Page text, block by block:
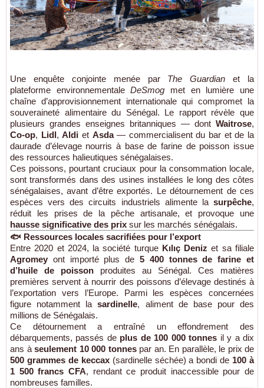
Une enquête conjointe menée par The Guardian et la
plateforme environnementaleDeSmog met en lumière une
chaîne d’approvisionnement internationale qui compromet la
souveraineté alimentaire du Sénégal. Le rapport révèle que
plusieurs grandes enseignes britanniques — dont Waitrose,
Co-op, Lidl,Aldi et Asda— commercialisent du bar et de la
daurade d’élevage nourris à base de farine de poisson issue
des ressources halieutiques sénégalaises.
Ces poissons, pourtant cruciaux pour la consommation locale,
sont transformés dans des usines installées le long des côtes
sénégalaises, avant d’être exportés. Le détournement de ces
espèces vers des circuits industriels alimente la surpêche,
réduit les prises de la pêche artisanale, et provoque une
hausse significative des prix sur les marchés sénégalais.
🐟 Ressources locales sacrifiées pour l’export
Entre 2020 et 2024, la société turque Kılıç Deniz et sa filiale
Agromey ont importé plus de 5 400 tonnes de farine et
d’huile de poisson produites au Sénégal. Ces matières
premières servent à nourrir des poissons d’élevage destinés à
l’exportation vers l’Europe. Parmi les espèces concernées
figure notamment lasardinelle, aliment de base pour des
millions de Sénégalais.
Ce détournement a entraîné un effondrement des
débarquements, passés de plus de 100 000 tonnes il y a dix
ans à seulement 10 000 tonnespar an. En parallèle, le prix de
500 grammes de keccax(sardinelle séchée) a bondi de 100 à
1 500 francs CFA, rendant ce produit inaccessible pour de
nombreuses familles.